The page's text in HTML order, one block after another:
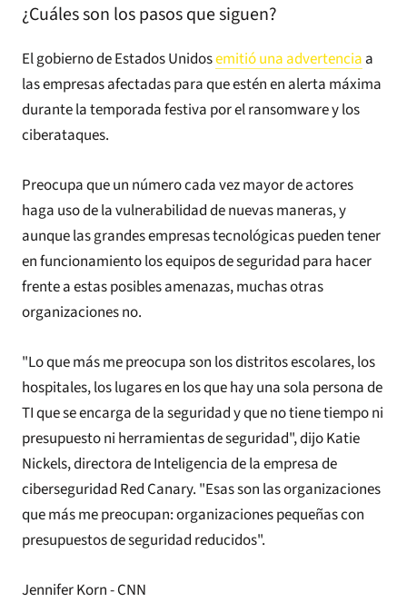
¿Cuáles son los pasos que siguen?
El gobierno de Estados Unidosemitió una advertencia a
las empresas afectadas para que estén en alerta máxima
durante la temporada festiva por el ransomware y los
ciberataques.
Preocupa que un número cada vez mayor de actores
haga uso de la vulnerabilidad de nuevas maneras, y
aunque las grandes empresas tecnológicas pueden tener
en funcionamiento los equipos de seguridad para hacer
frente a estas posibles amenazas, muchas otras
organizaciones no.
"Lo que más me preocupa son los distritos escolares, los
hospitales, los lugares en los que hay una sola persona de
TI que se encarga de la seguridad y que no tiene tiempo ni
presupuesto ni herramientas de seguridad", dijo Katie
Nickels, directora de Inteligencia de la empresa de
ciberseguridad Red Canary. "Esas son las organizaciones
que más me preocupan: organizaciones pequeñas con
presupuestos de seguridad reducidos".
Jennifer Korn - CNN